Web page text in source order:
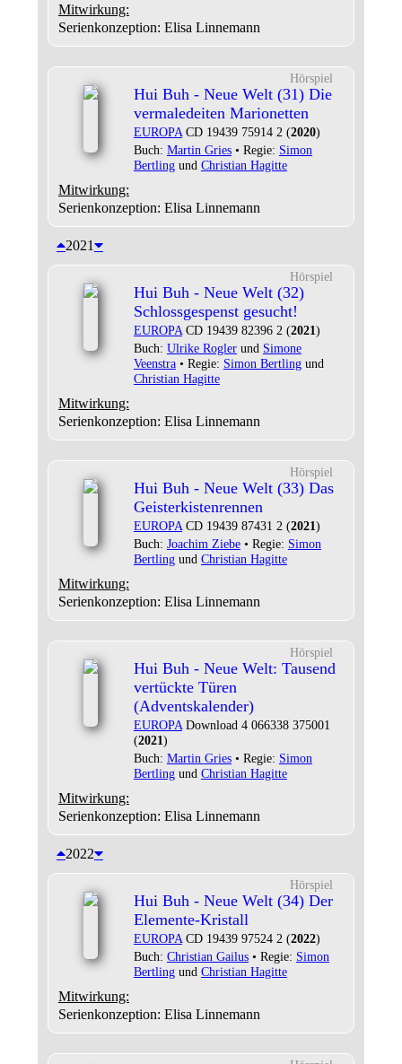
Mitwirkung:
Serienkonzeption: Elisa Linnemann
Hörspiel
Hui Buh - Neue Welt (31) Die
vermaledeiten Marionetten
EUROPACD 19439 75914 2 (2020)
Buch: Martin Gries• Regie: Simon
Bertlingund Christian Hagitte
Mitwirkung:
Serienkonzeption: Elisa Linnemann
2021
Hörspiel
Hui Buh - Neue Welt (32)
Schlossgespenst gesucht!
EUROPACD 19439 82396 2 (2021)
Buch: Ulrike Roglerund Simone
Veenstra• Regie: Simon Bertlingund
Christian Hagitte
Mitwirkung:
Serienkonzeption: Elisa Linnemann
Hörspiel
Hui Buh - Neue Welt (33) Das
Geisterkistenrennen
EUROPACD 19439 87431 2 (2021)
Buch: Joachim Ziebe• Regie: Simon
Bertlingund Christian Hagitte
Mitwirkung:
Serienkonzeption: Elisa Linnemann
Hörspiel
Hui Buh - Neue Welt: Tausend
vertückte Türen
(Adventskalender)
EUROPADownload 4 066338 375001
(2021)
Buch: Martin Gries• Regie: Simon
Bertlingund Christian Hagitte
Mitwirkung:
Serienkonzeption: Elisa Linnemann
2022
Hörspiel
Hui Buh - Neue Welt (34) Der
Elemente-Kristall
EUROPACD 19439 97524 2 (2022)
Buch: Christian Gailus• Regie: Simon
Bertlingund Christian Hagitte
Mitwirkung:
Serienkonzeption: Elisa Linnemann